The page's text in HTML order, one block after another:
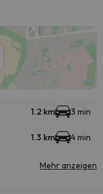
1.2 km 3 min
1.3 km 4 min
Mehr anzeigen